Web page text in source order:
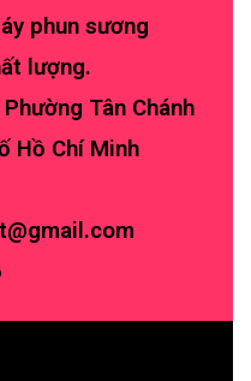
phun sương
lượng.
Tân Chánh
Hồ Chí Minh